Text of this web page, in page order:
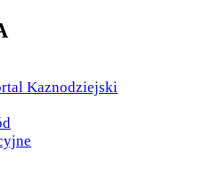
Kaznodziejski